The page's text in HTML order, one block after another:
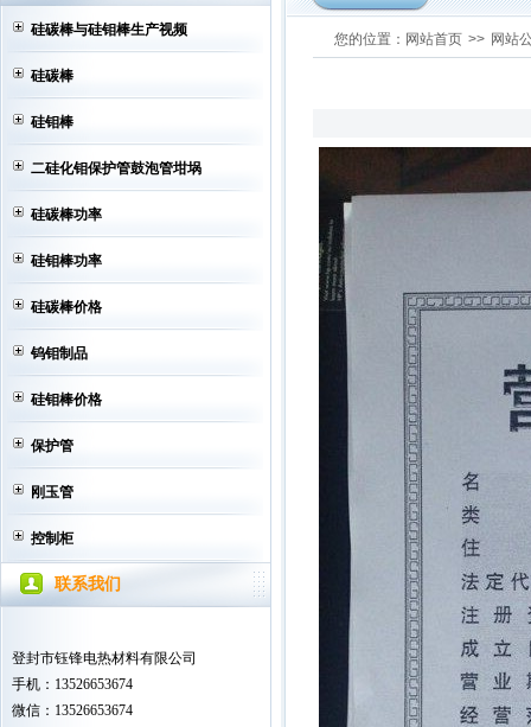
登封市创威碳化物制品有限公司增...
登封市创威碳化物制品有限公司
登封市钰锋电热有限公司
5月28日废硅钼棒价格
5月31日硅钼棒价格
6月1日硅钼棒价格
6月4日硅钼棒行情
6月6日硅钼棒价格
硅碳棒与硅钼棒生产视频
硅碳棒
硅钼棒
二硅化钼保护管鼓泡管坩埚
硅碳棒功率
硅钼棒功率
硅碳棒价格
钨钼制品
硅钼棒价格
保护管
刚玉管
控制柜
联系我们
登封市钰锋电热材料有限公司
手机：13526653674
微信：13526653674
您的位置： 网站首页 >> 网站